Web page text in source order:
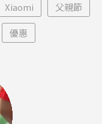
Xiaomi 父親節
優惠